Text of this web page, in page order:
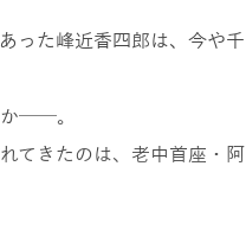
った峰近香四郎は、今や千
か──。
てきたのは、老中首座・阿